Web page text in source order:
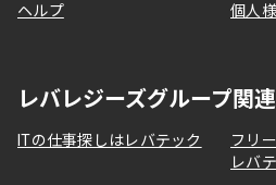
ヘルプ 個人
レバレジーズグループ関
ITの仕事探しはレバテック
フリ
レバ